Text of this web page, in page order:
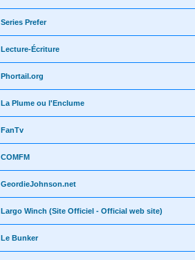
Series Prefer
Lecture-Écriture
Phortail.org
La Plume ou l'Enclume
FanTv
COMFM
GeordieJohnson.net
Largo Winch (Site Officiel - Official web site)
Le Bunker